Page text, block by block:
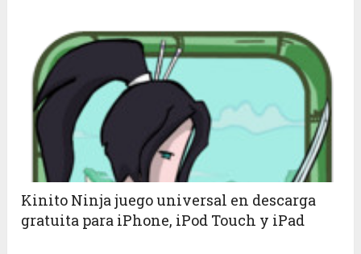
Kinito Ninja juego universal en descarga
gratuita para iPhone, iPod Touch y iPad